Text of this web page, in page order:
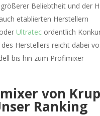
Beliebtheit und der
etablierten Herstellern
oder Ultratecordentlich
Herstellers reicht dabei
bis hin zum Profimixer
von
Ranking